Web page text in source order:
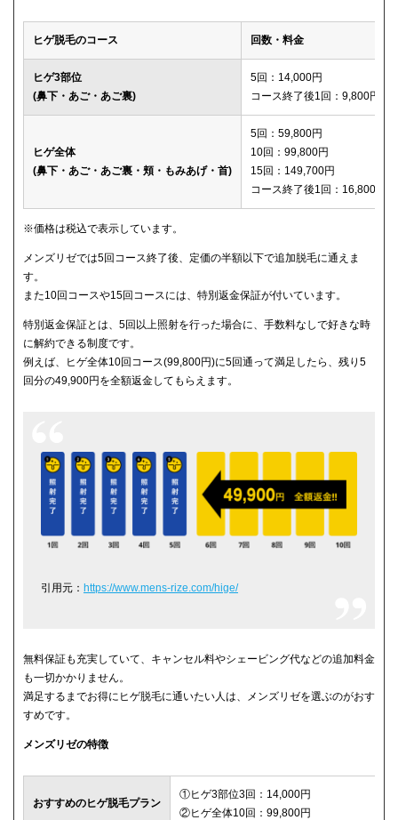
ウィルビークリニックブラック 88,000円
レジーナクリニックオム 132,000円
メディカルエピレーションクリニック 150,600円
ヒゲ脱毛のコース 回数・料金
ヒゲ3部位
(鼻下・あご・あご裏)
5回：14,000円
コース終了後1回：9,800円
ヒゲ全体
(鼻下・あご・あご裏・頬・もみあげ・首)
5回：59,800円
10回：99,800円
15回：149,700円
コース終了後1回：16,800円
※価格は税込で表示しています。
メンズリゼでは5回コース終了後、定価の半額以下で追加脱毛に通えま
す。
また10回コースや15回コースには、特別返金保証が付いています。
特別返金保証とは、5回以上照射を行った場合に、手数料なしで好きな時
に解約できる制度です。
例えば、ヒゲ全体10回コース(99,800円)に5回通って満足したら、残り5
回分の49,900円を全額返金してもらえます。
引用元： https://www.mens-rize.com/hige/
無料保証も充実していて、キャンセル料やシェービング代などの追加料金
も一切かかりません。
満足するまでお得にヒゲ脱毛に通いたい人は、メンズリゼを選ぶのがおす
すめです。
メンズリゼの特徴
おすすめのヒゲ脱毛プラン
①ヒゲ3部位3回：14,000円
②ヒゲ全体10回：99,800円